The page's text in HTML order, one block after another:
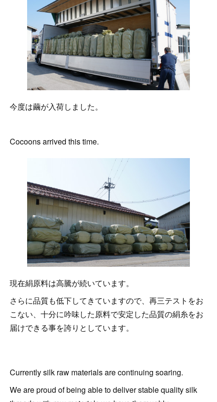
今度は繭が入荷しました。
Cocoons arrived this time.
現在絹原料は高騰が続いています。
さらに品質も低下してきていますので、再三テストをお
こない、十分に吟味した原料で安定した品質の絹糸をお
届けできる事を誇りとしています。
Currently silk raw materials are continuing soaring.
We are proud of being able to deliver stable quality silk